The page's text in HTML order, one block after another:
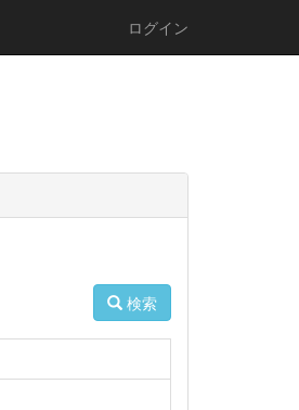
ログイン
検索